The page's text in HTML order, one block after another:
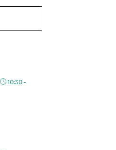
10:30-